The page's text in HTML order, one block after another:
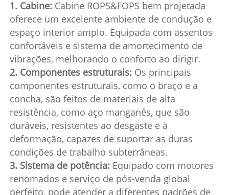
1. Cabine: Cabine ROPS&FOPS bem projetada
oferece um excelente ambiente de condução e
espaço interior amplo. Equipada com assentos
confortáveis e sistema de amortecimento de
vibrações, melhorando o conforto ao dirigir.
2. Componentes estruturais: Os principais
componentes estruturais, como o braço e a
concha, são feitos de materiais de alta
resistência, como aço manganês, que são
duráveis, resistentes ao desgaste e à
deformação, capazes de suportar as duras
condições de trabalho subterrâneas.
3. Sistema de potência: Equipado com motores
renomados e serviço de pós-venda global
perfeito, pode atender a diferentes padrões de